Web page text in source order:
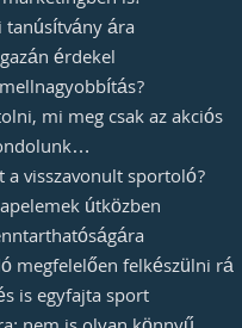
tanúsítvány ára
érdekel
mi meg csak az akciós
visszavonult sportoló?
útközben
megfelelően felkészülni rá
is egyfajta sport